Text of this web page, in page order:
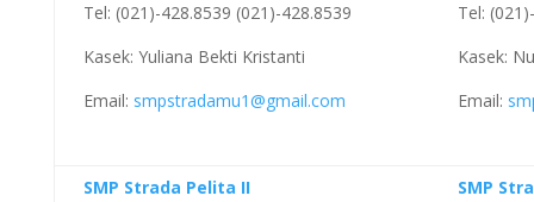
Tel: (021)-428.8539 (021)-428.8539
Kasek: Yuliana Bekti Kristanti
Email: smpstradamu1@gmail.com
Tel:
Kasek:
Email:
SMP Strada Pelita II
SMP